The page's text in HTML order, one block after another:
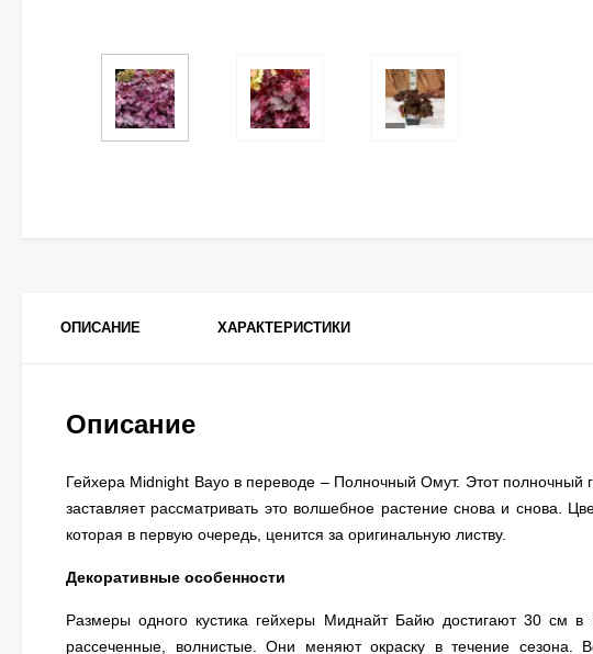
ОПИСАНИЕ ХАРАКТЕРИСТИКИ
Описание
Гейхера Midnight Bayo в переводе – Полночный Омут. Этот полночный
заставляет рассматривать это волшебное растение снова и снова.
которая в первую очередь, ценится за оригинальную листву.
Декоративные особенности
Размеры одного кустика гейхеры Миднайт Байю достигают 30 см
рассеченные, волнистые. Они меняют окраску в течение сезона.